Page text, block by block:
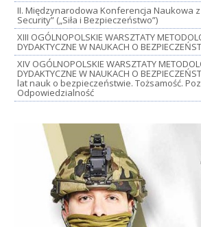
II. Międzynarodowa Konferencja Naukowa
Security” („Siła i Bezpieczeństwo”)
XIII OGÓLNOPOLSKIE WARSZTATY
DYDAKTYCZNE W NAUKACH O
XIV OGÓLNOPOLSKIE WARSZTATY
DYDAKTYCZNE W NAUKACH O
lat nauk o bezpieczeństwie. Tożsamość.
Odpowiedzialność